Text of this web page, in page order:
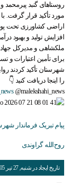
روستاهای گنبد
اراضی کشاورزی تحت
افزایش تولید و بهبود
ملکشاهی و مدیرکل
برای تأمین اعتبارات و
شهرستان تأکید کردند
را اینجا دریافت کنید 👇
@malekshahi_news
پیام تبریک فرماندار
روح‌الله گراوندی
تاریخ ایجاد در شنبه, 27 تیر 1405 06:30